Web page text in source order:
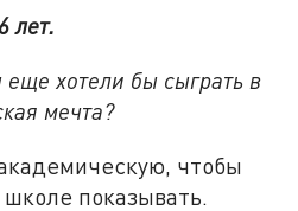
лет.
хотели бы сыграть в
мечта?
чтобы
показывать.